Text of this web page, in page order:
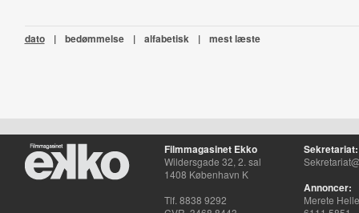
dato | bedømmelse | alfabetisk | mest læste
Filmmagasinet Ekko
Wildersgade 32, 2. sal
1408 København K
Tlf. 8838 9292
Sekretariat:
Annoncer:
Merete